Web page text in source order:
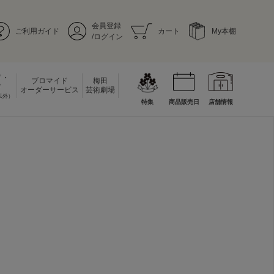
ご利用ガイド
会員登録
/ログイン
カート My本棚
）
ブロマイド
オーダーサービス
梅田
芸術劇場
特集 商品販売日 店舗情報